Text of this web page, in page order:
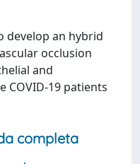
develop an hybrid
occlusion
and
COVID-19 patients
completa